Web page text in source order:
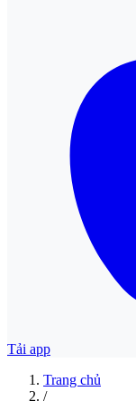
Tải app
Trang chủ
/